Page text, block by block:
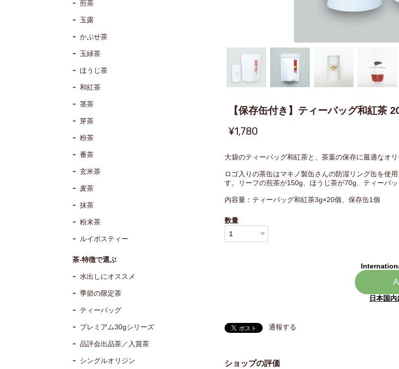
煎茶
玉露
かぶせ茶
玉緑茶
ほうじ茶
和紅茶
茎茶
芽茶
粉茶
番茶
玄米茶
麦茶
抹茶
粉末茶
ルイボスティー
茶-特徴で選ぶ
水出しにオススメ
季節の限定茶
ティーバッグ
プレミアム30gシリーズ
品評会出品茶／入賞茶
シングルオリジン
【保存缶付き】ティーバッグ和紅茶
¥1,780
大袋のティーバッグ和紅茶と、茶葉の保存に最適なオ
ロゴ入りの茶缶はマキノ製缶さんの防湿リング缶を使
す。リーフの煎茶が150g、ほうじ茶が70g、ティーバ
内容量：ティーバッグ和紅茶3g×20個、保存缶1個
数量
日本国
通報する
ショップの評価